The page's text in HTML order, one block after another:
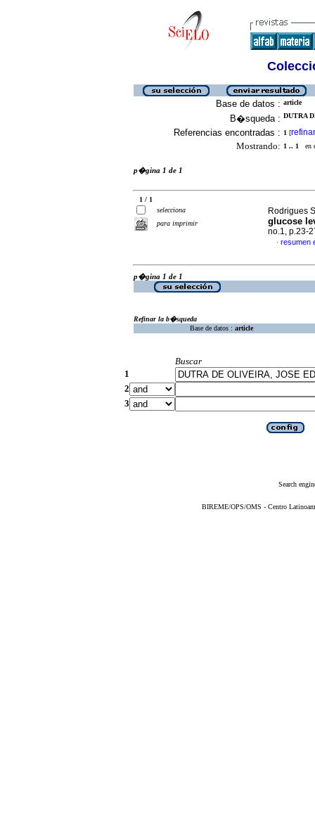
Base de datos : article
B�squeda : DUTRA
Referencias encontradas : 1 [refinar
Mostrando: 1 .. 1 en
p�gina 1 de 1
1 / 1
selecciona
para imprimir
Rodrigues
glucose
no.1, p.23-
· resumen
p�gina 1 de 1
Refinar la b�squeda
Base de datos : article
Buscar
1
2
3
Search
BIREME/OPS/OMS - Centro